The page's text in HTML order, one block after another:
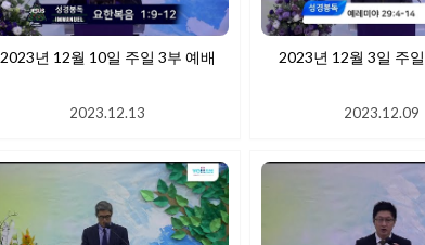
2023년 12월 10일 주일 3부 예배
2023.12.13
2023년 12월 3일 주
2023.12.09